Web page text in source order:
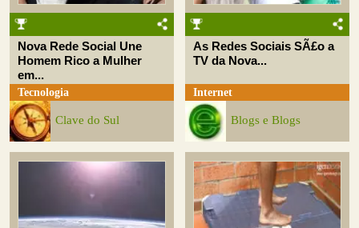
Nova Rede Social Une
Homem Rico a Mulher
em...
Tecnologia
Clave do Sul
As Redes Sociais SÃ£o a
TV da Nova...
Internet
Blogs e Blogs